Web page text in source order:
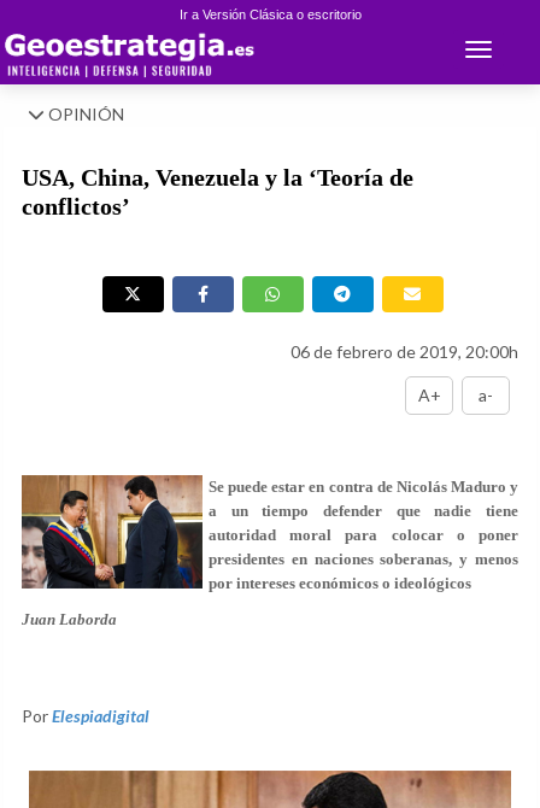
Ir a Versión Clásica o escritorio
Toggle
OPINIÓN
USA, China, Venezuela y la ‘Teoría de
conflictos’
06 de febrero de 2019, 20:00h
A+ a-
Se puede estar en contra de Nicolás Maduro y
a un tiempo defender que nadie tiene
autoridad moral para colocar o poner
presidentes en naciones soberanas, y menos
por intereses económicos o ideológicos
Juan Laborda
PorElespiadigital